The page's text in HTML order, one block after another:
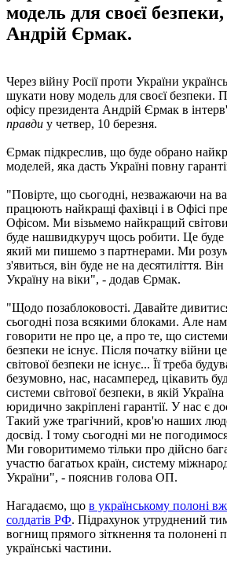
модель для своєї
Андрій Єрмак.
Через війну Росії проти України
шукати нову модель для своєї безпеки.
офісу президента Андрій Єрмак в
правди у четвер, 10 березня.
Єрмак підкреслив, що буде обрано
моделей, яка дасть Україні повну
"Повірте, що сьогодні, незважаючи на
працюють найкращі фахівці і в Офісі
Офісом. Ми візьмемо найкращий
буде нашвидкуруч щось робити. Це
який ми пишемо з партнерами. Ми
з'явиться, він буде не на десятиліття.
Україну на віки", - додав Єрмак.
"Щодо позаблоковості. Давайте
сьогодні поза всякими блоками. Але
говорити не про це, а про те, що
безпеки не існує. Після початку війни
світової безпеки не існує... Її треба
безумовно, нас, насамперед, цікавить
системи світової безпеки, в якій
юридично закріплені гарантії. У нас є
Такий уже трагічний, кров'ю наших
досвід. І тому сьогодні ми не
Ми говоритимемо тільки про дійсно
участю багатьох країн, систему
України", - пояснив голова ОП.
Нагадаємо, що в українському полоні
солдатів РФ. Підрахунок утруднений
вогнищ прямого зіткнення та полонені
українські частини.